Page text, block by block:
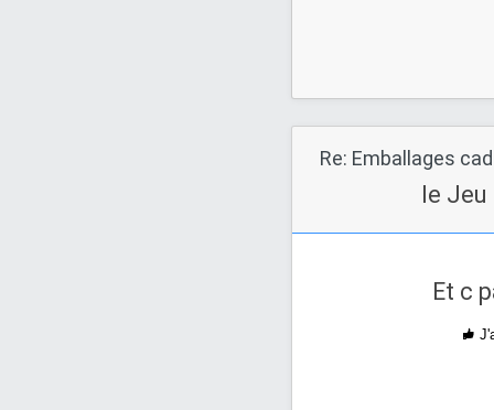
Re: Emballages
le Jeu
Et c